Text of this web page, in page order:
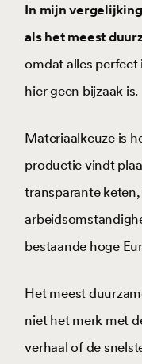
In mijn
als het meest
omdat alles perfect
hier geen bijzaak is.
Materiaalkeuze is
productie vindt
transparante
bestaande hoge
Het meest
niet het merk met
verhaal of de